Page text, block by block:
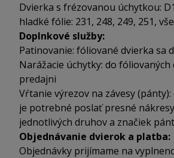
Dvierka s frézovanou úchytkou:
hladké fólie: 231, 248, 249, 251,
Doplnkové služby:
Patinovanie: fóliované dvierka sa
Narážacie úchytky: do
predajni
Vŕtanie výrezov na závesy
je potrebné poslať presné
jednotlivých druhov a značiek
Objednávanie dvierok a platba:
Objednávky prijímame na